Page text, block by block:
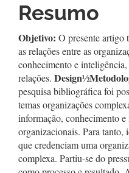
principal
Resumo
Objetivo: O presente artigo
as relações entre as
conhecimento e
relações. Design½
pesquisa bibliográfica foi
temas organizações
informação, conhecimento
organizacionais. Para tanto,
que credenciam uma
complexa. Partiu-se do